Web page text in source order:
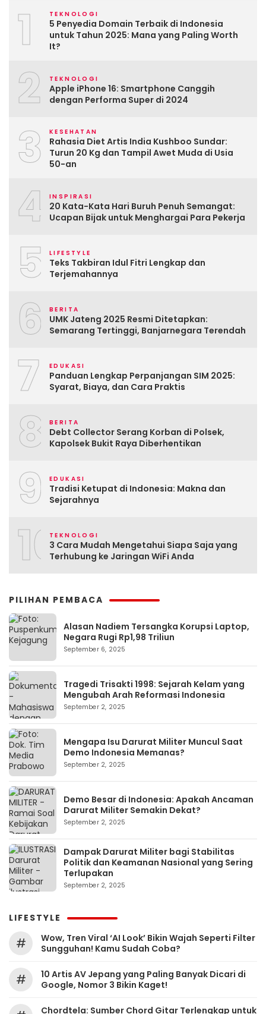
1 TEKNOLOGI
5 Penyedia Domain Terbaik di Indonesia
untuk Tahun 2025: Mana yang Paling Worth
It?
2 TEKNOLOGI
Apple iPhone 16: Smartphone Canggih
dengan Performa Super di 2024
3 KESEHATAN
Rahasia Diet Artis India Kushboo Sundar:
Turun 20 Kg dan Tampil Awet Muda di Usia
50-an
4 INSPIRASI
20 Kata-Kata Hari Buruh Penuh Semangat:
Ucapan Bijak untuk Menghargai Para Pekerja
5 LIFESTYLE
Teks Takbiran Idul Fitri Lengkap dan
Terjemahannya
6 BERITA
UMK Jateng 2025 Resmi Ditetapkan:
Semarang Tertinggi, Banjarnegara Terendah
7 EDUKASI
Panduan Lengkap Perpanjangan SIM 2025:
Syarat, Biaya, dan Cara Praktis
8 BERITA
Debt Collector Serang Korban di Polsek,
Kapolsek Bukit Raya Diberhentikan
9 EDUKASI
Tradisi Ketupat di Indonesia: Makna dan
Sejarahnya
10TEKNOLOGI
3 Cara Mudah Mengetahui Siapa Saja yang
Terhubung ke Jaringan WiFi Anda
PILIHAN PEMBACA
Alasan Nadiem Tersangka Korupsi Laptop,
Negara Rugi Rp1,98 Triliun
September 6, 2025
Tragedi Trisakti 1998: Sejarah Kelam yang
Mengubah Arah Reformasi Indonesia
September 2, 2025
Mengapa Isu Darurat Militer Muncul Saat
Demo Indonesia Memanas?
September 2, 2025
Demo Besar di Indonesia: Apakah Ancaman
Darurat Militer Semakin Dekat?
September 2, 2025
Dampak Darurat Militer bagi Stabilitas
Politik dan Keamanan Nasional yang Sering
Terlupakan
September 2, 2025
LIFESTYLE
#
Wow, Tren Viral ‘AI Look’ Bikin Wajah Seperti Filter
Sungguhan! Kamu Sudah Coba?
#
10 Artis AV Jepang yang Paling Banyak Dicari di
Google, Nomor 3 Bikin Kaget!
Chordtela: Sumber Chord Gitar Terlengkap untuk